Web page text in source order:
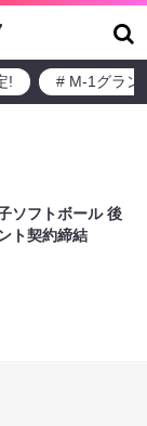
! # M-1グラン
ソフトボール 後
ト契約締結